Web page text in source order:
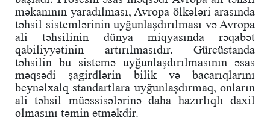
məkanının yaradılması, Avropa ölkələri arasında
təhsil sistemlərinin uyğunlaşdırılması və Avropa
ali təhsilinin dünya miqyasında rəqabət
qabiliyyətinin artırılmasıdır. Gürcüstanda
təhsilin bu sistemə uyğunlaşdırılmasının əsas
məqsədi şagirdlərin bilik və bacarıqlarını
beynəlxalq standartlara uyğunlaşdırmaq, onların
ali təhsil müəssisələrinə daha hazırlıqlı daxil
olmasını təmin etməkdir.